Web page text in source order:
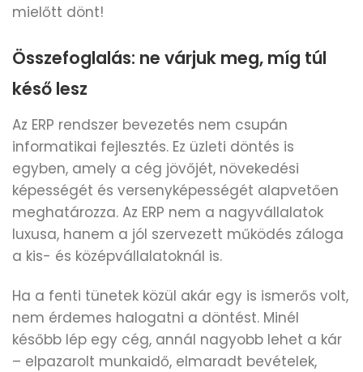
mielőtt dönt!
Összefoglalás: ne várjuk meg, míg túl
késő lesz
Az ERP rendszer bevezetés nem csupán
informatikai fejlesztés. Ez üzleti döntés is
egyben, amely a cég jövőjét, növekedési
képességét és versenyképességét alapvetően
meghatározza. Az ERP nem a nagyvállalatok
luxusa, hanem a jól szervezett működés záloga
a kis- és középvállalatoknál is.
Ha a fenti tünetek közül akár egy is ismerős volt,
nem érdemes halogatni a döntést. Minél
később lép egy cég, annál nagyobb lehet a kár
– elpazarolt munkaidő, elmaradt bevételek,